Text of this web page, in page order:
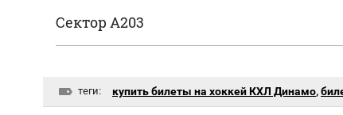
Сектор А203В КОРЗИНУ
теги: купить билеты на хоккей КХЛ Динамо,